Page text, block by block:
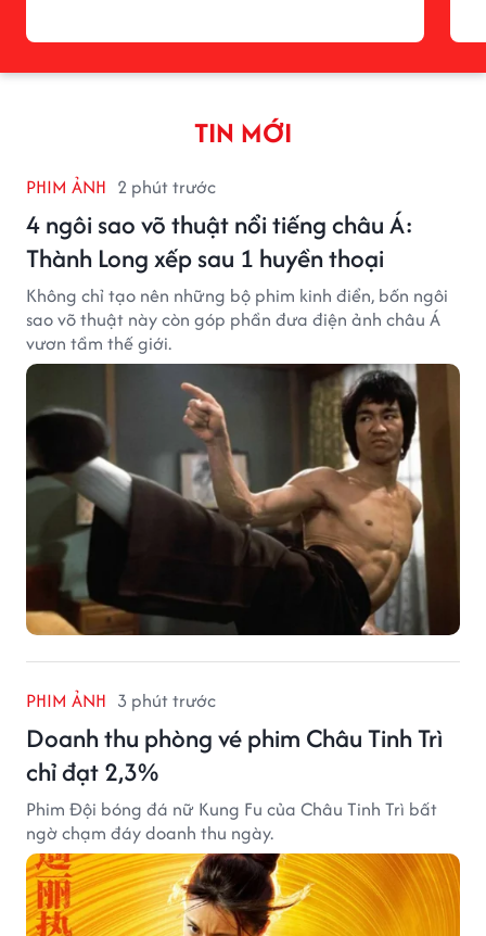
TIN MỚI
PHIM ẢNH 2 phút trước
4 ngôi sao võ thuật nổi tiếng châu Á:
Thành Long xếp sau 1 huyền thoại
Không chỉ tạo nên những bộ phim kinh điển, bốn ngôi
sao võ thuật này còn góp phần đưa điện ảnh châu Á
vươn tầm thế giới.
PHIM ẢNH 3 phút trước
Doanh thu phòng vé phim Châu Tinh Trì
chỉ đạt 2,3%
Phim Đội bóng đá nữ Kung Fu của Châu Tinh Trì bất
ngờ chạm đáy doanh thu ngày.